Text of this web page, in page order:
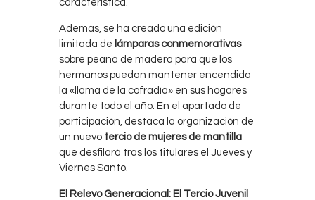
característica.
Además, se ha creado una edición
limitada de lámparas conmemorativas
sobre peana de madera para que los
hermanos puedan mantener encendida
la «llama de la cofradía» en sus hogares
durante todo el año. En el apartado de
participación, destaca la organización de
un nuevo tercio de mujeres de mantilla
que desfilará tras los titulares el Jueves y
Viernes Santo.
El Relevo Generacional: El Tercio Juvenil